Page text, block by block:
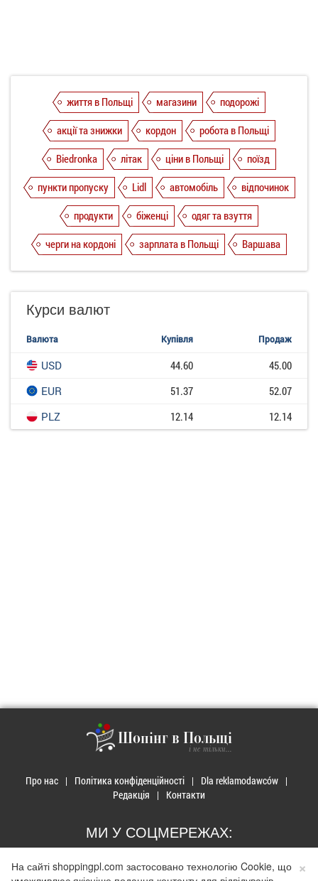
життя в Польщі магазини
подорожі
акції та знижки
кордон
робота в Польщі
Biedronka
літак ціни в Польщі
поїзд
пункти пропуску
Lidl автомобіль
відпочинок
продукти
біженці
одяг та взуття
черги на кордоні
зарплата в Польщі Варшава
Курси валют
Валюта Купівля Продаж
USD 44.60
45.00
EUR
51.37
52.07
PLZ
12.14 12.14
Шопінг в Польщі
і не тільки...
Про нас Політика конфіденційності
Dla reklamodawców
Редакція
Контакти
МИ У СОЦМЕРЕЖАХ:
×
На сайті shoppingpl.com застосовано технологію Cookie, що